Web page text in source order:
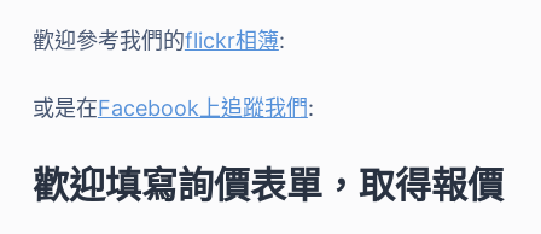
歡迎參考我們的flickr相簿:
或是在Facebook上追蹤我們:
歡迎填寫詢價表單，取得報價